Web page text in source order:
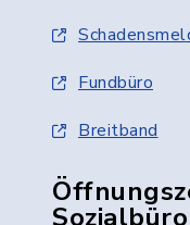
Fundbüro
Breitband
Sozialbüro